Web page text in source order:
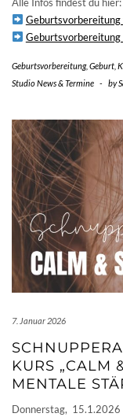
Geburtsvorbereitung
Geburtsvorbereitung
Geburtsvorbereitung, Geburt
Studio News & Termine - by
7. Januar 2026
KURS „CALM
MENTALE
Donnerstag,